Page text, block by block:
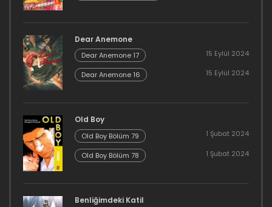
Dear Anemone
Dear Anemone 17 15 Eylül 2024
Dear Anemone 16 15 Eylül 2024
Old Boy
Old Boy Bölüm 79 1 Şubat 2024
Old Boy Bölüm 78 1 Şubat 2024
Benliğimdeki Katil